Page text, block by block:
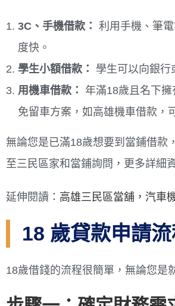
3C、手機借款： 利用手機、筆
度快。
學生小額借款：
學生可以向銀行
用機車借款： 年滿18歲且名下
免留車方案，如高雄機車借款，
無論您是已滿18歲想要到當鋪借款
至三民區家和當鋪詢問，更多詳細
延伸閱讀： 高雄三民區當舖，汽車
18 歲貸款申請
18歲借錢的流程很簡單，無論您是